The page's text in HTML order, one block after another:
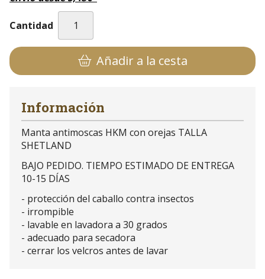
Cantidad
Añadir a la cesta
Información
Manta antimoscas HKM con orejas TALLA
SHETLAND
BAJO PEDIDO. TIEMPO ESTIMADO DE ENTREGA
10-15 DÍAS
- protección del caballo contra insectos
- irrompible
- lavable en lavadora a 30 grados
- adecuado para secadora
- cerrar los velcros antes de lavar